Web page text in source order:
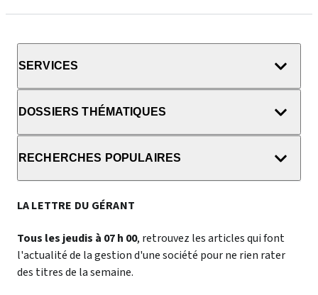
SERVICES
DOSSIERS THÉMATIQUES
RECHERCHES POPULAIRES
LA LETTRE DU GÉRANT
Tous les jeudis à 07 h 00, retrouvez les articles qui font
l'actualité de la gestion d'une société pour ne rien rater
des titres de la semaine.